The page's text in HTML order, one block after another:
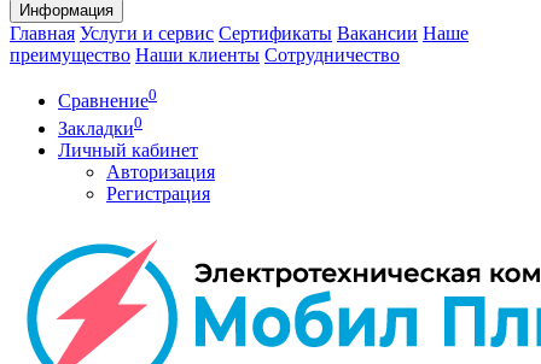
Информация
Главная Услуги и сервис Сертификаты Вакансии Наше
преимущество Наши клиенты Сотрудничество
Сравнение0
Закладки0
Личный кабинет
Авторизация
Регистрация